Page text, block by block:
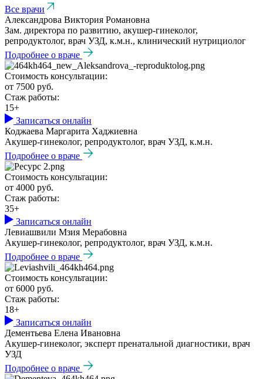
Все врачи
Александрова Виктория Романовна
Зам. директора по развитию, акушер-гинеколог,
репродуктолог, врач УЗД, к.м.н., клинический нутрициолог
Подробнее о враче
Стоимость консультации:
от 7500 руб.
Стаж работы:
15+
Записаться онлайн
Коджаева Маргарита Хаджиевна
Акушер-гинеколог, репродуктолог, врач УЗД, к.м.н.
Подробнее о враче
Стоимость консультации:
от 4000 руб.
Стаж работы:
35+
Записаться онлайн
Левиашвили Мзия Мерабовна
Акушер-гинеколог, репродуктолог, врач УЗД, к.м.н.
Подробнее о враче
Стоимость консультации:
от 6000 руб.
Стаж работы:
18+
Записаться онлайн
Дементьева Елена Ивановна
Акушер-гинеколог, эксперт пренатальной диагностики, врач
УЗД
Подробнее о враче